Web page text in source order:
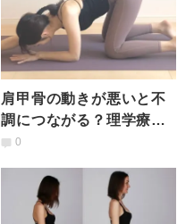
肩甲骨の動きが悪いと不
調につながる？理学療法
士が教える、簡単【肩甲
0